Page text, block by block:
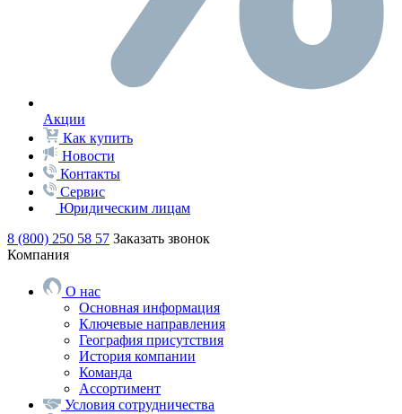
Акции
Как купить
Новости
Контакты
Сервис
Юридическим лицам
8 (800) 250 58 57 Заказать звонок
Компания
О нас
Основная информация
Ключевые направления
География присутствия
История компании
Команда
Ассортимент
Условия сотрудничества